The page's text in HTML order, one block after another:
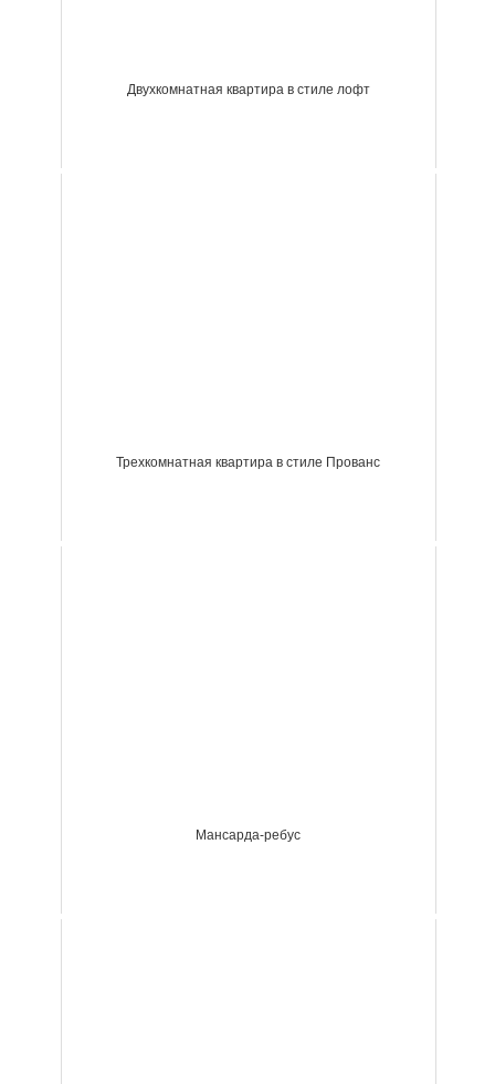
Двухкомнатная квартира в стиле лофт
Трехкомнатная квартира в стиле Прованс
Мансарда-ребус